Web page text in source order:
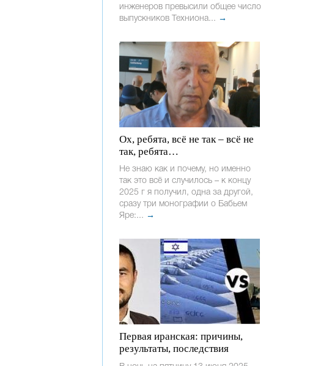
инженеров превысили общее число
выпускников Техниона... →
Ох, ребята, всё не так – всё не
так, ребята…
Не знаю как и почему, но именно
так это всё и случилось – к концу
2025 г я получил, одна за другой,
сразу три монографии о Бабьем
Яре:... →
Первая иранская: причины,
результаты, последствия